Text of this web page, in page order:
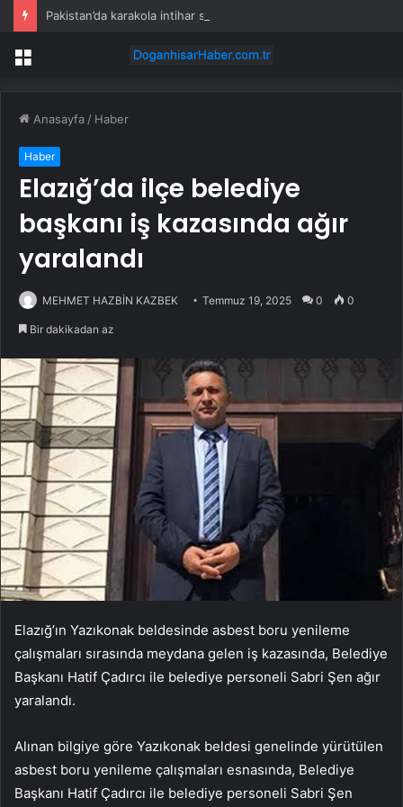
Pakistan’da karakola intihar saldırısı; 7 ölü, 15 yaralı
Menü
Anasayfa / Haber
Haber
Elazığ’da ilçe belediye
başkanı iş kazasında ağır
yaralandı
MEHMET HAZBİN KAZBEK Temmuz 19, 2025 0 0
Bir dakikadan az
Elazığ’ın Yazıkonak beldesinde asbest boru yenileme
çalışmaları sırasında meydana gelen iş kazasında, Belediye
Başkanı Hatif Çadırcı ile belediye personeli Sabri Şen ağır
yaralandı.
Alınan bilgiye göre Yazıkonak beldesi genelinde yürütülen
asbest boru yenileme çalışmaları esnasında, Belediye
Başkanı Hatif Çadırcı ile belediye personeli Sabri Şen